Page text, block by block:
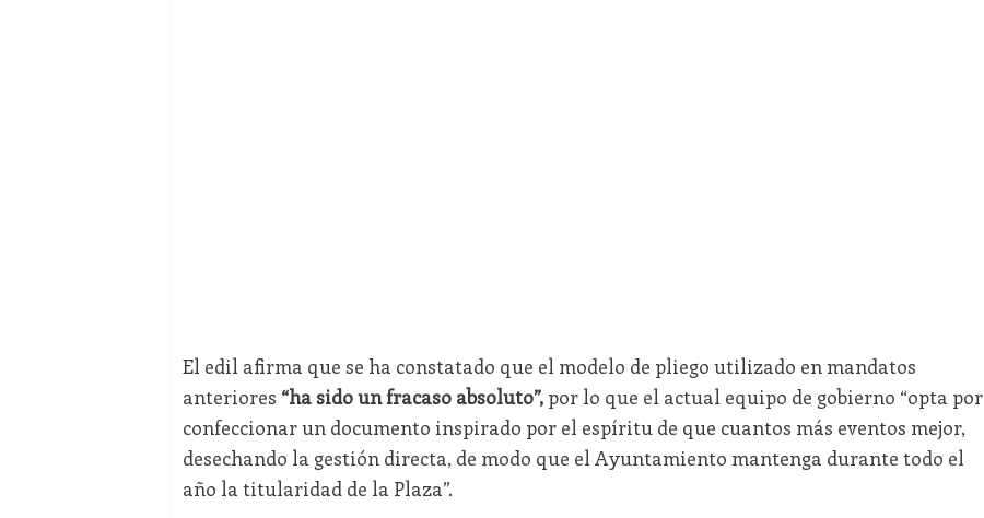
El edil afirma que se ha constatado que el modelo de pliego utilizado en mandatos
anteriores “ha sido un fracaso absoluto”,por lo que el actual equipo de gobierno “opta por
confeccionar un documento inspirado por el espíritu de que cuantos más eventos mejor,
desechando la gestión directa, de modo que el Ayuntamiento mantenga durante todo el
año la titularidad de la Plaza”.